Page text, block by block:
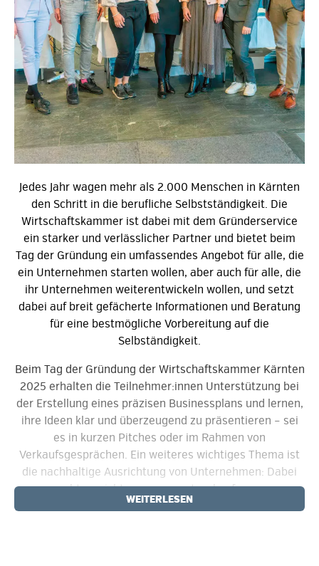
Jedes Jahr wagen mehr als 2.000 Menschen in Kärnten
den Schritt in die berufliche Selbstständigkeit. Die
Wirtschaftskammer ist dabei mit dem Gründerservice
ein starker und verlässlicher Partner und bietet beim
Tag der Gründung ein umfassendes Angebot für alle, die
ein Unternehmen starten wollen, aber auch für alle, die
ihr Unternehmen weiterentwickeln wollen, und setzt
dabei auf breit gefächerte Informationen und Beratung
für eine bestmögliche Vorbereitung auf die
Selbständigkeit.
Beim Tag der Gründung der Wirtschaftskammer Kärnten
2025 erhalten die Teilnehmer:innen Unterstützung bei
der Erstellung eines präzisen Businessplans und lernen,
ihre Ideen klar und überzeugend zu präsentieren – sei
es in kurzen Pitches oder im Rahmen von
Verkaufsgesprächen. Ein weiteres wichtiges Thema ist
die nachhaltige Ausrichtung von Unternehmen: Dabei
geht es nicht nur um gesetzeskonforme
Kommunikation, sondern auch darum, Greenwashing zu
WEITERLESEN